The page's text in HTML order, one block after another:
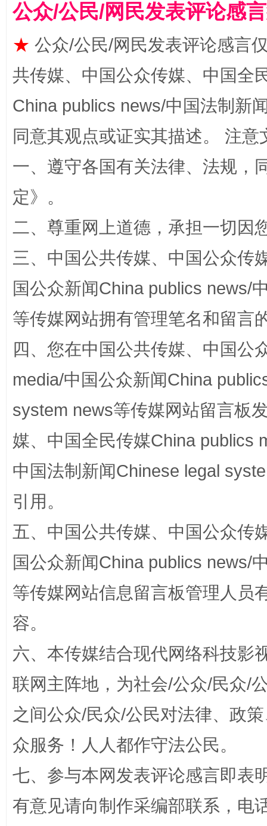
揭批美国五大"原罪"
站台名比不上好声名
漫山遍野的桃花与雪山、麦地、白藏房
招工难、用工荒背后
网上购药对药下症？
公众/公民/网民发表评论感
★ 公众/公民/网民发表评论感言
共传媒、中国公众传媒、中国全
China publics news/中国法制新
同意其观点或证实其描述。 注
一、遵守各国有关法律、法规，
定》。
二、尊重网上道德，承担一切因
三、中国公共传媒、中国公众传
国公众新闻China publics news/
等传媒网站拥有管理笔名和留言
四、您在中国公共传媒、中国公
media/中国公众新闻China
system news等传媒网站留言板
媒、中国全民传媒China publics
中国法制新闻Chinese legal
引用。
五、中国公共传媒、中国公众传
国公众新闻China publics news/
等传媒网站信息留言板管理人员
容。
六、本传媒结合现代网络科技影
联网主阵地，为社会/公众/民众/
之间公众/民众/公民对法律、政
众服务！人人都作守法公民。
七、参与本网发表评论感言即表
有意见请向制作采编部联系，电